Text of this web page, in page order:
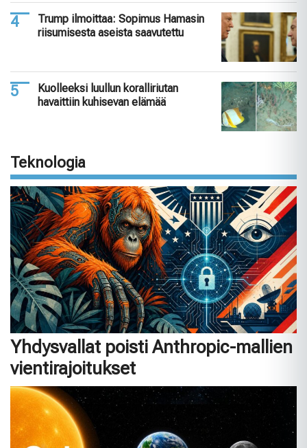
Trump ilmoittaa: Sopimus Hamasin
riisumisesta aseista saavutettu
Kuolleeksi luullun koralliriutan
havaittiin kuhisevan elämää
Teknologia
Yhdysvallat poisti Anthropic-mallien
vientirajoitukset